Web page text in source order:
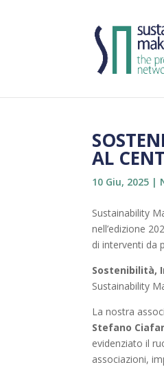
AL
10 Giu, 2025 |
Sustainability
nell’edizione
di interventi da
Sostenibilità,
Sustainability
La nostra
Stefano
evidenziato il
associazioni,